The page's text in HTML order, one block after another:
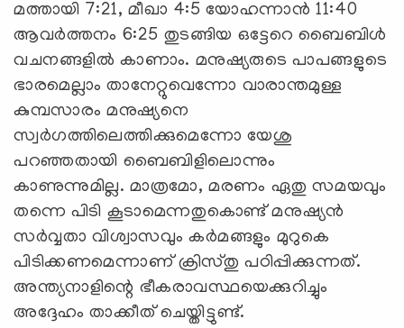
മത്തായി 7:21, മീഖാ 4:5 യോഹന്നാന്‍ 11:40
ആവര്‍ത്തനം 6:25 തുടങ്ങിയ ഒട്ടേറെ ബൈബിള്‍
വചനങ്ങളില്‍ കാണാം. മനുഷ്യരുടെ പാപങ്ങളുടെ
ഭാരമെല്ലാം താനേറ്റുവെന്നോ വാരാന്തമുള്ള
കുമ്പസാരം മനുഷ്യനെ
സ്വര്‍ഗത്തിലെത്തിക്കുമെന്നോ യേശു
പറഞ്ഞതായി ബൈബിളിലൊന്നും
കാണുന്നുമില്ല. മാത്രമോ, മരണം ഏതു സമയവും
തന്നെ പിടി കൂടാമെന്നതുകൊണ്ട് മനുഷ്യന്‍
സര്‍വ്വതാ വിശ്വാസവും കര്‍മങ്ങളും മുറുകെ
പിടിക്കണമെന്നാണ് ക്രിസ്തു പഠിപ്പിക്കുന്നത്.
അന്ത്യനാളിന്റെ ഭീകരാവസ്ഥയെക്കുറിച്ചും
അദ്ദേഹം താക്കീത് ചെയ്തിട്ടുണ്ട്.